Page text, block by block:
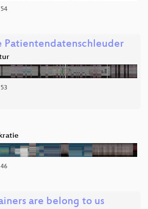
Patientendatenschleuder
are belong to us